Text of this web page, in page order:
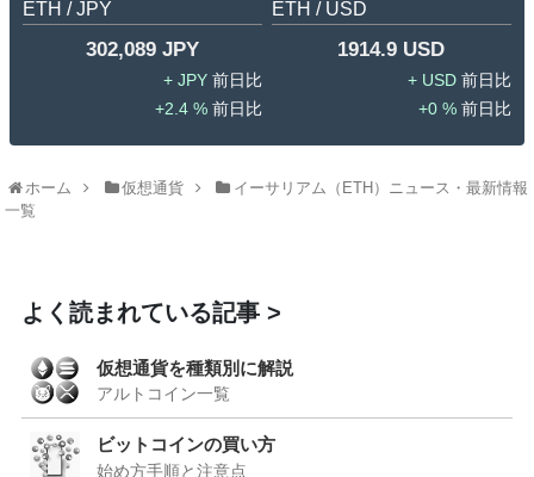
ETH / JPY
302,089 JPY
JPY
2.4 %
ETH / USD
1914.9 USD
USD
0 %
ホーム 仮想通貨
イーサリアム（ETH）ニュース・最新情報
一覧
よく読まれている記事
仮想通貨を種類別に解説
アルトコイン一覧
ビットコインの買い方
始め方手順と注意点